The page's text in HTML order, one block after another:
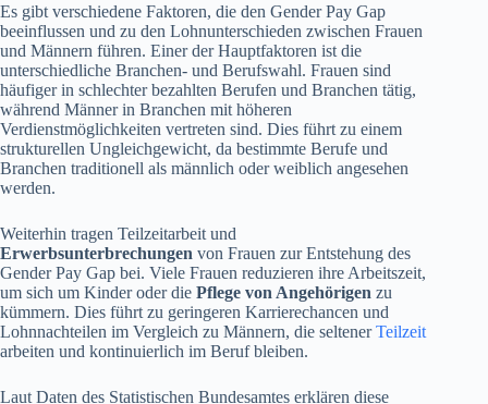
Es gibt verschiedene Faktoren, die den Gender Pay Gap
beeinflussen und zu den Lohnunterschieden zwischen Frauen
und Männern führen. Einer der Hauptfaktoren ist die
unterschiedliche Branchen- und Berufswahl. Frauen sind
häufiger in schlechter bezahlten Berufen und Branchen tätig,
während Männer in Branchen mit höheren
Verdienstmöglichkeiten vertreten sind. Dies führt zu einem
strukturellen Ungleichgewicht, da bestimmte Berufe und
Branchen traditionell als männlich oder weiblich angesehen
werden.
Weiterhin tragen Teilzeitarbeit und
Erwerbsunterbrechungen von Frauen zur Entstehung des
Gender Pay Gap bei. Viele Frauen reduzieren ihre Arbeitszeit,
um sich um Kinder oder die Pflege von Angehörigen zu
kümmern. Dies führt zu geringeren Karrierechancen und
Lohnnachteilen im Vergleich zu Männern, die seltenerTeilzeit
arbeiten und kontinuierlich im Beruf bleiben.
Laut Daten des Statistischen Bundesamtes erklären diese